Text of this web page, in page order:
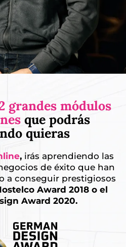
grandes módulos
que podrás
quieras
,irás aprendiendo las
de éxito que han
a conseguir prestigiosos
Award 2018 o el
Award 2020.